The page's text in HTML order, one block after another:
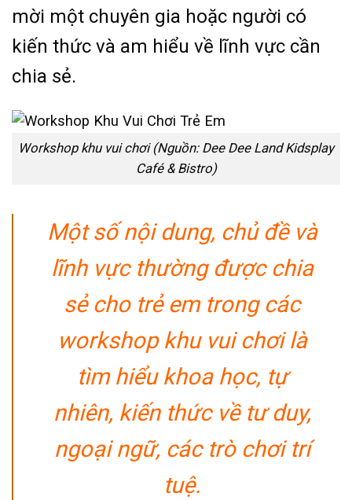
mời một chuyên gia hoặc người có
kiến thức và am hiểu về lĩnh vực cần
chia sẻ.
Workshop khu vui chơi (Nguồn: Dee Dee Land Kidsplay
Café & Bistro)
Một số nội dung, chủ đề và
lĩnh vực thường được chia
sẻ cho trẻ em trong các
workshop khu vui chơi là
tìm hiểu khoa học, tự
nhiên, kiến thức về tư duy,
ngoại ngữ, các trò chơi trí
tuệ.